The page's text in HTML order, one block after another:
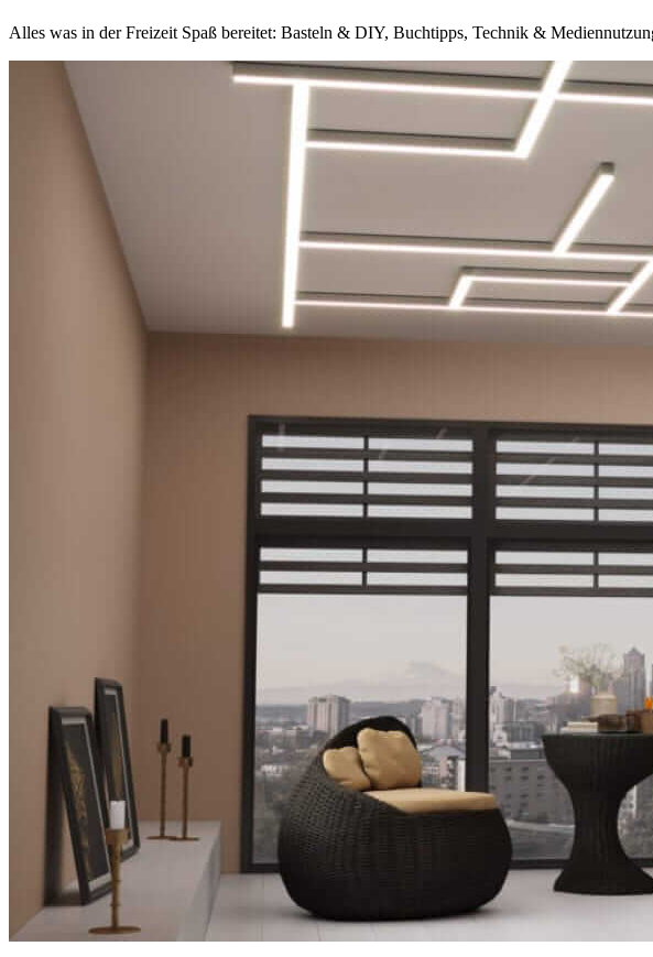
Alles was in der Freizeit Spaß bereitet: Basteln & DIY, Buchtipps, Technik &